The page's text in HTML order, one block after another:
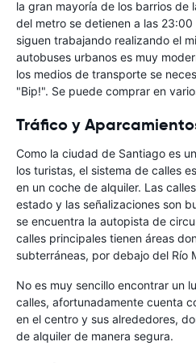
la gran mayoría de los barrios de
del metro se detienen a las
siguen trabajando realizando el
autobuses urbanos es muy
los medios de transporte se
"Bip!". Se puede comprar en
Tráfico y
Como la ciudad de Santiago es
los turistas, el sistema de calles
en un coche de alquiler. Las
estado y las señalizaciones son
se encuentra la autopista de
calles principales tienen áreas
subterráneas, por debajo del Río
No es muy sencillo encontrar un
calles, afortunadamente cuenta
en el centro y sus alrededores,
de alquiler de manera segura.